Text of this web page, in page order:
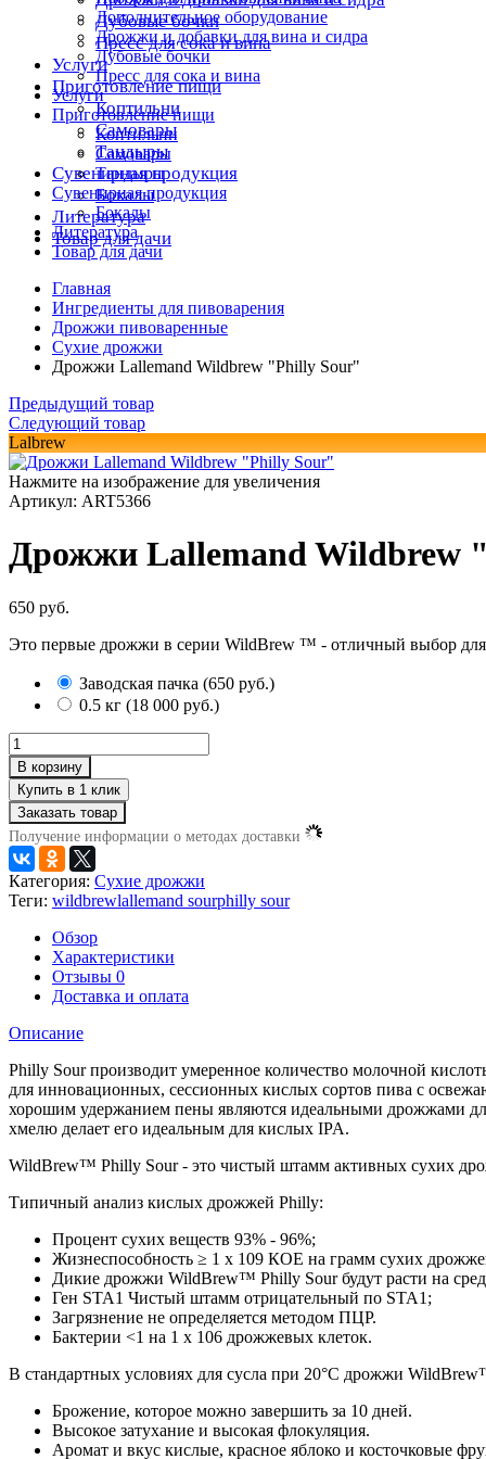
Дубовые бочки
Пресс для сока и вина
Услуги
Приготовление пищи
Коптильни
Самовары
Тандыры
Сувенирная продукция
Бокалы
Литература
Товар для дачи
Дополнительное оборудование
Дрожжи и добавки для вина и сидра
Дубовые бочки
Пресс для сока и вина
Услуги
Приготовление пищи
Коптильни
Самовары
Тандыры
Сувенирная продукция
Бокалы
Литература
Товар для дачи
Главная
Ингредиенты для пивоварения
Дрожжи пивоваренные
Сухие дрожжи
Дрожжи Lallemand Wildbrew "Philly Sour"
Предыдущий товар
Следующий товар
Lalbrew
Нажмите на изображение для увеличения
Артикул: ART5366
Дрожжи Lallemand Wildbrew
650 руб.
Это первые дрожжи в серии WildBrew ™ - отличный выбор
Заводская пачка (650 руб.)
0.5 кг (18 000 руб.)
В корзину
Заказать товар
Получение информации о методах доставки
Категория: Сухие дрожжи
Теги: wildbrewlallemand sourphilly sour
Обзор
Характеристики
Отзывы 0
Доставка и оплата
Описание
Philly Sour производит умеренное количество молочной
для инновационных, сессионных кислых сортов пива с
хорошим удержанием пены являются идеальными дрожжами
хмелю делает его идеальным для кислых IPA.
WildBrew™ Philly Sour - это чистый штамм активных сухих
Типичный анализ кислых дрожжей Philly:
Процент сухих веществ 93% - 96%;
Жизнеспособность ≥ 1 x 109 КОЕ на грамм сухих
Дикие дрожжи WildBrew™ Philly Sour будут расти на
Ген STA1 Чистый штамм отрицательный по STA1;
Загрязнение не определяется методом ПЦР.
Бактерии <1 на 1 x 106 дрожжевых клеток.
В стандартных условиях для сусла при 20°C дрожжи
Брожение, которое можно завершить за 10 дней.
Высокое затухание и высокая флокуляция.
Аромат и вкус кислые, красное яблоко и косточковые